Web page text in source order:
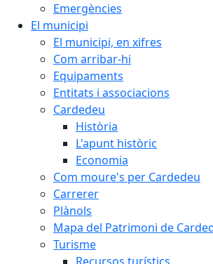
Emergències
El municipi
El municipi, en xifres
Com arribar-hi
Equipaments
Entitats i associacions
Cardedeu
Història
L'apunt històric
Economia
Com moure's per Cardedeu
Carrerer
Plànols
Mapa del Patrimoni de
Turisme